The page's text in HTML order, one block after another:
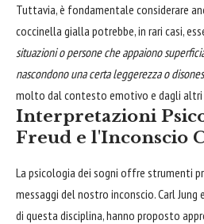
Tuttavia, è fondamentale considerare
coccinella gialla potrebbe, in rari casi,
situazioni o persone che appaiono
nascondono una certa leggerezza o
molto dal contesto emotivo e dagli altri
Interpretazioni
Freud e l'Inconscio
La psicologia dei sogni offre strumenti
messaggi del nostro inconscio. Carl Jung
di questa disciplina, hanno proposto